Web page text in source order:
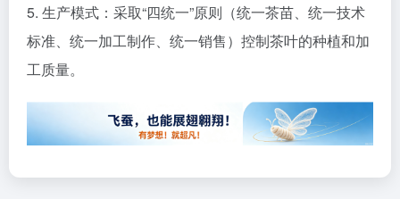
5. 生产模式：采取“四统一”原则（统一茶苗、统一技术
标准、统一加工制作、统一销售）控制茶叶的种植和加
工质量。